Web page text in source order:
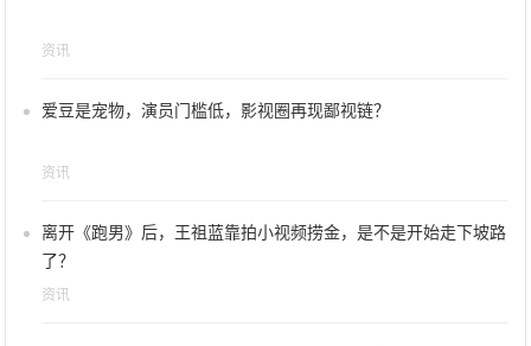
资讯
爱豆是宠物，演员门槛低，影视圈再现鄙视链？
资讯
离开《跑男》后，王祖蓝靠拍小视频捞金，是不是开始走下坡路
了？
资讯